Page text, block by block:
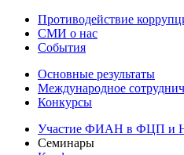
Противодействие
СМИ о нас
События
Основные результаты
Международное
Конкурсы
Участие ФИАН в ФЦП и
Семинары